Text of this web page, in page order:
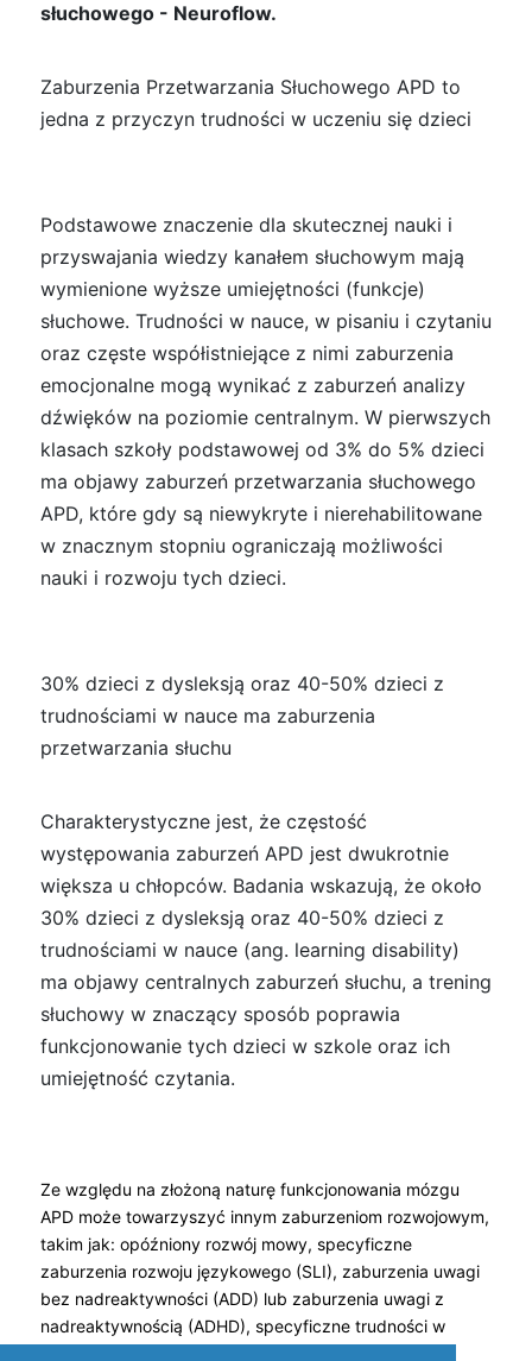
słuchowego - Neuroflow.
Zaburzenia Przetwarzania Słuchowego APD to
jedna z przyczyn trudności w uczeniu się dzieci
Podstawowe znaczenie dla skutecznej nauki i
przyswajania wiedzy kanałem słuchowym mają
wymienione wyższe umiejętności (funkcje)
słuchowe. Trudności w nauce, w pisaniu i czytaniu
oraz częste współistniejące z nimi zaburzenia
emocjonalne mogą wynikać z zaburzeń analizy
dźwięków na poziomie centralnym. W pierwszych
klasach szkoły podstawowej od 3% do 5% dzieci
ma objawy zaburzeń przetwarzania słuchowego
APD, które gdy są niewykryte i nierehabilitowane
w znacznym stopniu ograniczają możliwości
nauki i rozwoju tych dzieci.
30% dzieci z dysleksją oraz 40-50% dzieci z
trudnościami w nauce ma zaburzenia
przetwarzania słuchu
Charakterystyczne jest, że częstość
występowania zaburzeń APD jest dwukrotnie
większa u chłopców. Badania wskazują, że około
30% dzieci z dysleksją oraz 40-50% dzieci z
trudnościami w nauce (ang. learning disability)
ma objawy centralnych zaburzeń słuchu, a trening
słuchowy w znaczący sposób poprawia
funkcjonowanie tych dzieci w szkole oraz ich
umiejętność czytania.
Ze względu na złożoną naturę funkcjonowania mózgu
APD może towarzyszyć innym zaburzeniom rozwojowym,
takim jak: opóźniony rozwój mowy, specyficzne
zaburzenia rozwoju językowego (SLI), zaburzenia uwagi
bez nadreaktywności (ADD) lub zaburzenia uwagi z
nadreaktywnością (ADHD), specyficzne trudności w